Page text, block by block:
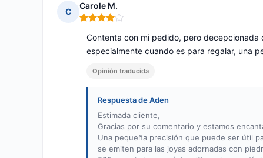
C
Carole M.
Nota: 4 de 5
Contenta con mi pedido, pero
especialmente cuando es para regalar, una
Opinión traducida
Respuesta de Aden
Estimada cliente,
Gracias por su comentario y estamos
Una pequeña precisión que puede ser útil
se emiten para las joyas adornadas con